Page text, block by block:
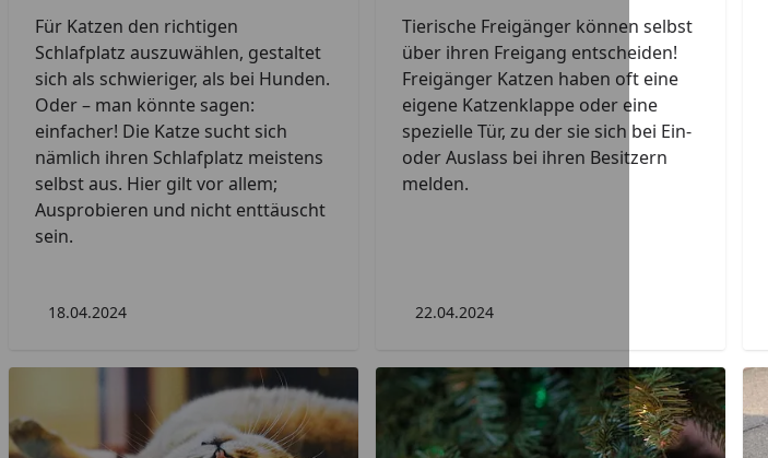
Für Katzen den richtigen
Schlafplatz auszuwählen, gestaltet
sich als schwieriger, als bei Hunden.
Oder – man könnte sagen:
einfacher! Die Katze sucht sich
nämlich ihren Schlafplatz meistens
selbst aus. Hier gilt vor allem;
Ausprobieren und nicht enttäuscht
sein.
18.04.2024
Tierische Freigänger können selbst
über ihren Freigang entscheiden!
Freigänger Katzen haben oft eine
eigene Katzenklappe oder eine
spezielle Tür, zu der sie sich bei Ein-
oder Auslass bei ihren Besitzern
melden.
22.04.2024